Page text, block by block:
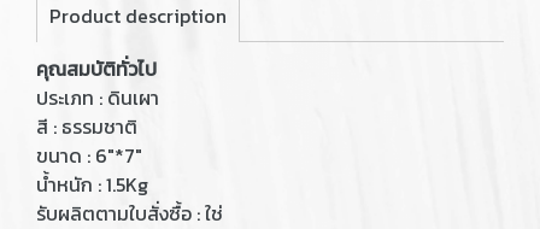
Product description
คุณสมบัติทั่วไป
ประเภท : ดินเผา
สี : ธรรมชาติ
ขนาด : 6"*7"
น้ำหนัก : 1.5Kg
รับผลิตตามใบสั่งซื้อ : ใช่